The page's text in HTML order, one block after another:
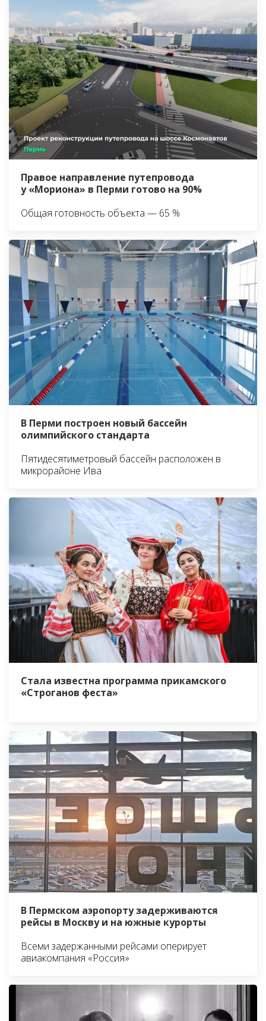
Правое направление путепровода
у «Мориона» в Перми готово на 90%
Общая готовность объекта — 65 %
В Перми построен новый бассейн
олимпийского стандарта
Пятидесятиметровый бассейн расположен в
микрорайоне Ива
Стала известна программа прикамского
«Строганов феста»
В Пермском аэропорту задерживаются
рейсы в Москву и на южные курорты
Всеми задержанными рейсами оперирует
авиакомпания «Россия»